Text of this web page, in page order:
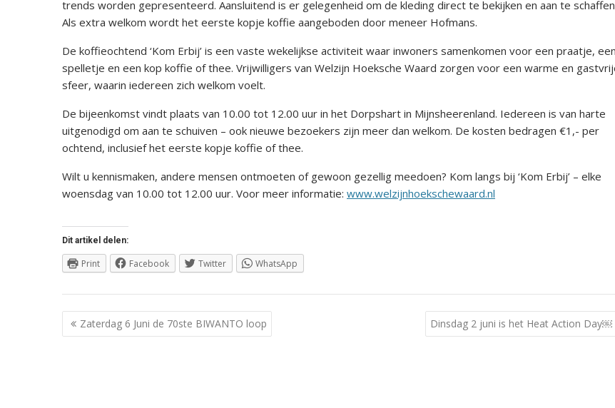
trends worden gepresenteerd. Aansluitend is er gelegenheid om de kleding direct te bekijken en aan te
Als extra welkom wordt het eerste kopje koffie aangeboden door meneer Hofmans.
De koffieochtend ‘Kom Erbij’ is een vaste wekelijkse activiteit waar inwoners samenkomen voor een praatje, een
spelletje en een kop koffie of thee. Vrijwilligers van Welzijn Hoeksche Waard zorgen voor een warme en
sfeer, waarin iedereen zich welkom voelt.
De bijeenkomst vindt plaats van 10.00 tot 12.00 uur in het Dorpshart in Mijnsheerenland. Iedereen is van harte
uitgenodigd om aan te schuiven – ook nieuwe bezoekers zijn meer dan welkom. De kosten bedragen €1,- per
ochtend, inclusief het eerste kopje koffie of thee.
Wilt u kennismaken, andere mensen ontmoeten of gewoon gezellig meedoen? Kom langs bij ‘Kom Erbij’ – elke
woensdag van 10.00 tot 12.00 uur. Voor meer informatie: www.welzijnhoekschewaard.nl
Dit artikel delen:
Print Facebook Twitter WhatsApp
Berichtnavigatie
Zaterdag 6 Juni de 70ste BIWANTO loop Dinsdag 2 juni is het Heat Action Day￼